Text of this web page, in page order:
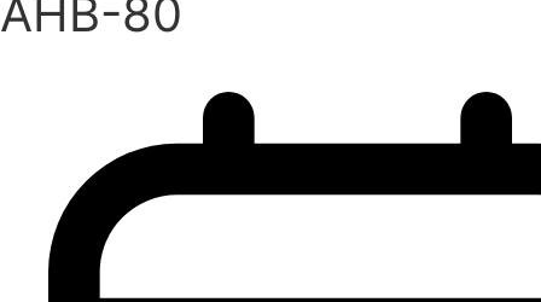
АНВ-80